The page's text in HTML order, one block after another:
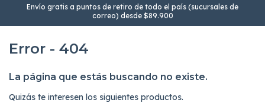
Envío gratis a puntos de retiro de todo el país (sucursales de
correo) desde $89.900
Error - 404
La página que estás buscando no existe.
Quizás te interesen los siguientes productos.